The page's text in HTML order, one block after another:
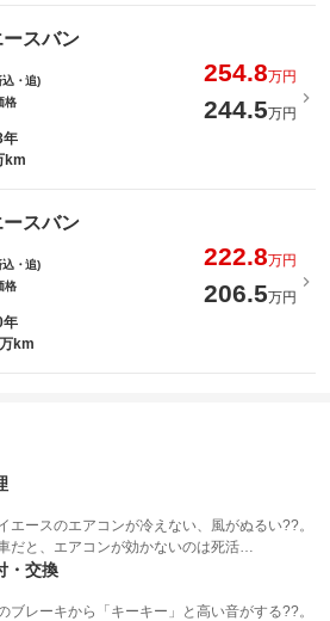
スバン
込・追)
254.8万円
格
244.5万円
年
km
スバン
込・追)
222.8万円
格
206.5万円
年
km
エースのエアコンが冷えない、風がぬるい??。
だと、エアコンが効かないのは死活…
・交換
ブレーキから「キーキー」と高い音がする??。